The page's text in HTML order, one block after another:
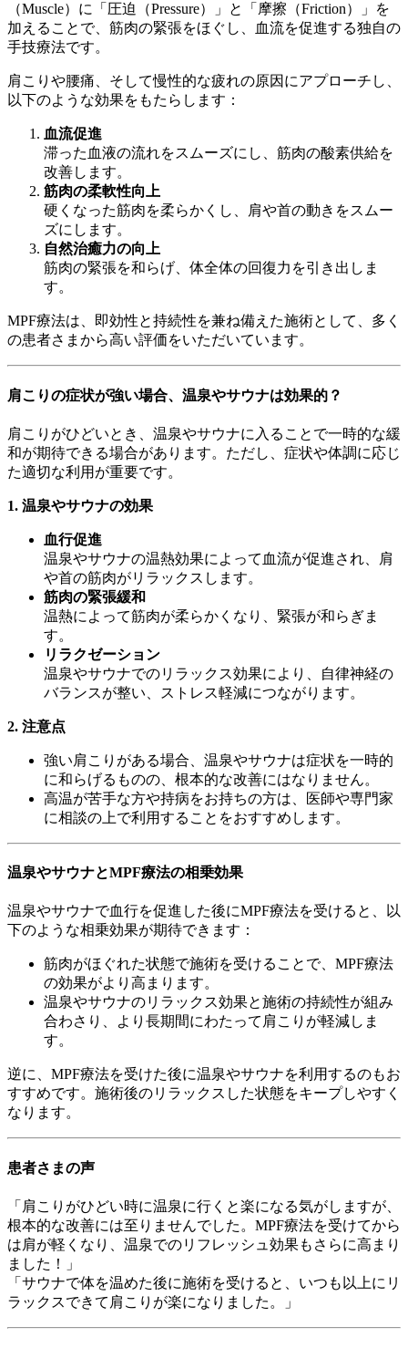
（Muscle）に「圧迫（Pressure）」と「摩擦（Friction）」を
加えることで、筋肉の緊張をほぐし、血流を促進する独自の
手技療法です。
肩こりや腰痛、そして慢性的な疲れの原因にアプローチし、
以下のような効果をもたらします：
血流促進
滞った血液の流れをスムーズにし、筋肉の酸素供給を
改善します。
筋肉の柔軟性向上
硬くなった筋肉を柔らかくし、肩や首の動きをスムー
ズにします。
自然治癒力の向上
筋肉の緊張を和らげ、体全体の回復力を引き出しま
す。
MPF療法は、即効性と持続性を兼ね備えた施術として、多く
の患者さまから高い評価をいただいています。
肩こりの症状が強い場合、温泉やサウナは効果的？
肩こりがひどいとき、温泉やサウナに入ることで一時的な緩
和が期待できる場合があります。ただし、症状や体調に応じ
た適切な利用が重要です。
1. 温泉やサウナの効果
血行促進
温泉やサウナの温熱効果によって血流が促進され、肩
や首の筋肉がリラックスします。
筋肉の緊張緩和
温熱によって筋肉が柔らかくなり、緊張が和らぎま
す。
リラクゼーション
温泉やサウナでのリラックス効果により、自律神経の
バランスが整い、ストレス軽減につながります。
2. 注意点
強い肩こりがある場合、温泉やサウナは症状を一時的
に和らげるものの、根本的な改善にはなりません。
高温が苦手な方や持病をお持ちの方は、医師や専門家
に相談の上で利用することをおすすめします。
温泉やサウナとMPF療法の相乗効果
温泉やサウナで血行を促進した後にMPF療法を受けると、以
下のような相乗効果が期待できます：
筋肉がほぐれた状態で施術を受けることで、MPF療法
の効果がより高まります。
温泉やサウナのリラックス効果と施術の持続性が組み
合わさり、より長期間にわたって肩こりが軽減しま
す。
逆に、MPF療法を受けた後に温泉やサウナを利用するのもお
すすめです。施術後のリラックスした状態をキープしやすく
なります。
患者さまの声
「肩こりがひどい時に温泉に行くと楽になる気がしますが、
根本的な改善には至りませんでした。MPF療法を受けてから
は肩が軽くなり、温泉でのリフレッシュ効果もさらに高まり
ました！」
「サウナで体を温めた後に施術を受けると、いつも以上にリ
ラックスできて肩こりが楽になりました。」